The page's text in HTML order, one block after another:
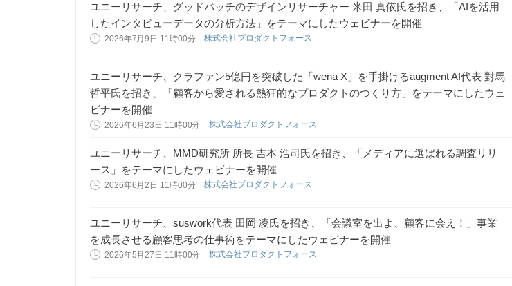
ユニーリサーチ、グッドパッチのデザインリサーチャー 米田 真依氏を招き、「AIを活用
したインタビューデータの分析方法」をテーマにしたウェビナーを開催
2026年7月9日 11時00分 株式会社プロダクトフォース
ユニーリサーチ、クラファン5億円を突破した「wena X」を手掛けるaugment AI代表 對馬
哲平氏を招き、「顧客から愛される熱狂的なプロダクトのつくり方」をテーマにしたウェ
ビナーを開催
2026年6月23日 11時00分 株式会社プロダクトフォース
ユニーリサーチ、MMD研究所 所長 吉本 浩司氏を招き、「メディアに選ばれる調査リリ
ース」をテーマにしたウェビナーを開催
2026年6月2日 11時00分 株式会社プロダクトフォース
ユニーリサーチ、suswork代表 田岡 凌氏を招き、「会議室を出よ、顧客に会え！」事業
を成長させる顧客思考の仕事術をテーマにしたウェビナーを開催
2026年5月27日 11時00分 株式会社プロダクトフォース